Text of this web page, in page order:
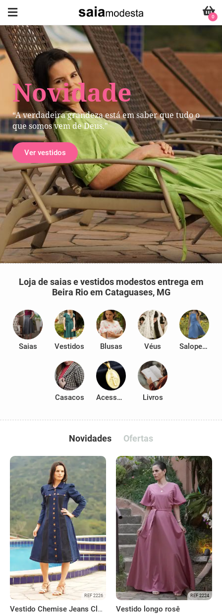
Novidade
“A verdadeira grandeza está em saber que tudo o
que somos vem de Deus."
Ver vestidos
0
Loja de saias e vestidos modestos entrega em
Beira Rio em Cataguases, MG
Saias Vestidos Blusas Véus Salopetes
Casacos Acessórios Livros
Novidades Ofertas
REF 2226
Vestido Chemise Jeans Clássica Serena
REF 2224
Vestido longo rosê